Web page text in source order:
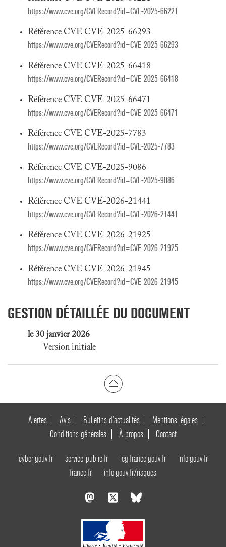
https://www.cve.org/CVERecord?id=CVE-2025-66221
Référence CVE CVE-2025-66293
https://www.cve.org/CVERecord?id=CVE-2025-66293
Référence CVE CVE-2025-66418
https://www.cve.org/CVERecord?id=CVE-2025-66418
Référence CVE CVE-2025-66471
https://www.cve.org/CVERecord?id=CVE-2025-66471
Référence CVE CVE-2025-7783
https://www.cve.org/CVERecord?id=CVE-2025-7783
Référence CVE CVE-2025-9086
https://www.cve.org/CVERecord?id=CVE-2025-9086
Référence CVE CVE-2026-21441
https://www.cve.org/CVERecord?id=CVE-2026-21441
Référence CVE CVE-2026-21925
https://www.cve.org/CVERecord?id=CVE-2026-21925
Référence CVE CVE-2026-21945
https://www.cve.org/CVERecord?id=CVE-2026-21945
GESTION DÉTAILLÉE DU DOCUMENT
le 30 janvier 2026
Version initiale
Alertes Avis Bulletins d’actualités
Mentions légales
Conditions générales
À propos Contact
cyber.gouv.fr service-public.fr legifrance.gouv.fr
info.gouv.fr
france.fr
info.gouv.fr/risques